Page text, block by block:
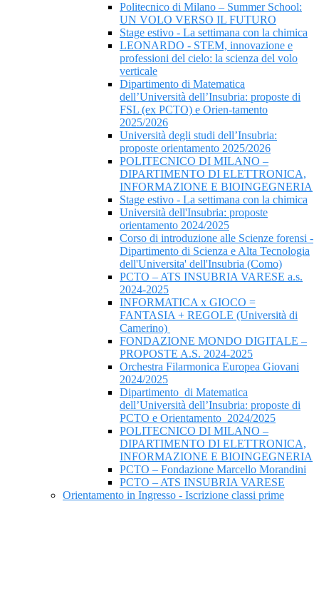
Politecnico di Milano – Summer School:
UN VOLO VERSO IL FUTURO
Stage estivo - La settimana con la chimica
LEONARDO - STEM, innovazione e
professioni del cielo: la scienza del volo
verticale
Dipartimento di Matematica
dell’Università dell’Insubria: proposte di
FSL (ex PCTO) e Orien-tamento
2025/2026
Università degli studi dell’Insubria:
proposte orientamento 2025/2026
POLITECNICO DI MILANO –
DIPARTIMENTO DI ELETTRONICA,
INFORMAZIONE E BIOINGEGNERIA
Stage estivo - La settimana con la chimica
Università dell'Insubria: proposte
orientamento 2024/2025
Corso di introduzione alle Scienze forensi -
Dipartimento di Scienza e Alta Tecnologia
dell'Universita' dell'Insubria (Como)
PCTO – ATS INSUBRIA VARESE a.s.
2024-2025
INFORMATICA x GIOCO =
FANTASIA + REGOLE (Università di
Camerino)
FONDAZIONE MONDO DIGITALE –
PROPOSTE A.S. 2024-2025
Orchestra Filarmonica Europea Giovani
2024/2025
Dipartimento di Matematica
dell’Università dell’Insubria: proposte di
PCTO e Orientamento 2024/2025
POLITECNICO DI MILANO –
DIPARTIMENTO DI ELETTRONICA,
INFORMAZIONE E BIOINGEGNERIA
PCTO – Fondazione Marcello Morandini
PCTO – ATS INSUBRIA VARESE
Orientamento in Ingresso - Iscrizione classi prime